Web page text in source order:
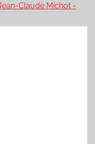
Claude Michot -